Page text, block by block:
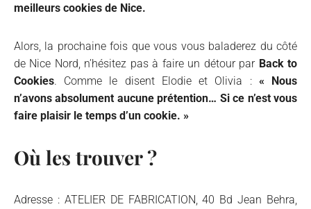
meilleurs cookies de Nice.
Alors, la prochaine fois que vous vous baladerez du côté
de Nice Nord, n’hésitez pas à faire un détour par Back to
Cookies. Comme le disent Elodie et Olivia : « Nous
n’avons absolument aucune prétention… Si ce n’est vous
faire plaisir le temps d’un cookie. »
Où les trouver ?
Adresse : ATELIER DE FABRICATION, 40 Bd Jean Behra,